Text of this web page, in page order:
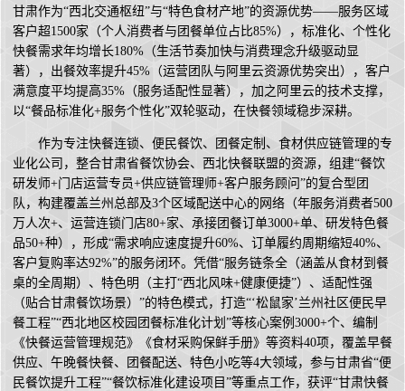
甘肃作为“西北交通枢纽”与“特色食材产地”的资源优势——服务区域
客户超1500家（个人消费者与团餐单位占比85%），标准化、个性化
快餐需求年均增长180%（生活节奏加快与消费理念升级驱动显
著），出餐效率提升45%（运营团队与阿里云资源优势突出），客户
满意度平均提高35%（服务适配性显著），加之阿里云的技术支撑，
以“餐品标准化+服务个性化”双轮驱动，在快餐领域稳步深耕。
作为专注快餐连锁、便民餐饮、团餐定制、食材供应链管理的专
业化公司，整合甘肃省餐饮协会、西北快餐联盟的资源，组建“餐饮
研发师+门店运营专员+供应链管理师+客户服务顾问”的复合型团
队，构建覆盖兰州总部及3个区域配送中心的网络（年服务消费者500
万人次+、运营连锁门店80+家、承接团餐订单3000+单、研发特色餐
品50+种），形成“需求响应速度提升60%、订单履约周期缩短40%、
客户复购率达92%”的服务闭环。凭借“服务链条全（涵盖从食材到餐
桌的全周期）、特色明（主打“西北风味+健康便捷”）、适配性强
（贴合甘肃餐饮场景）”的特色模式，打造“‘松鼠家’兰州社区便民早
餐工程”“西北地区校园团餐标准化计划”等核心案例3000+个、编制
《快餐运营管理规范》《食材采购保鲜手册》等资料40项，覆盖早餐
供应、午晚餐快餐、团餐配送、特色小吃等4大领域，参与甘肃省“便
民餐饮提升工程”“餐饮标准化建设项目”等重点工作，获评“甘肃快餐